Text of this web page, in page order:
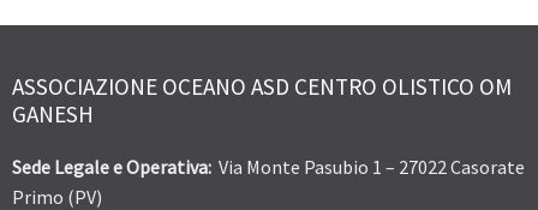
ASSOCIAZIONE OCEANO ASD CENTRO OLISTICO OM
GANESH
Sede Legale e Operativa: Via Monte Pasubio 1 – 27022 Casorate
Primo (PV)